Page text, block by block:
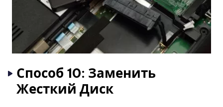
Способ 10: Заменить
Жесткий Диск